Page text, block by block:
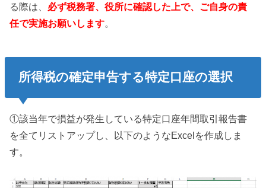
る際は、 必ず税務署、役所に確認した上で、ご自身の責
任で実施お願いします。
所得税の確定申告する特定口座の選択
①該当年で損益が発生している特定口座年間取引報告書
を全てリストアップし、以下のようなExcelを作成しま
す。